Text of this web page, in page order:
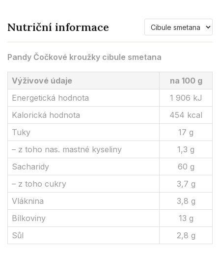
Nutriční informace Varianta
Pandy Čočkové kroužky cibule smetana
Výživové údaje
na 100 g
Energetická hodnota
1 906 kJ
Kalorická hodnota
454 kcal
Tuky
17 g
– z toho nas. mastné kyseliny
1,3 g
Sacharidy
60 g
– z toho cukry
3,7 g
Vláknina
3,8 g
Bílkoviny
13 g
Sůl
2,8 g